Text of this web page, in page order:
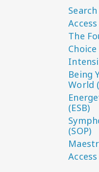
The
Being
World
(ESB)
(SOP)